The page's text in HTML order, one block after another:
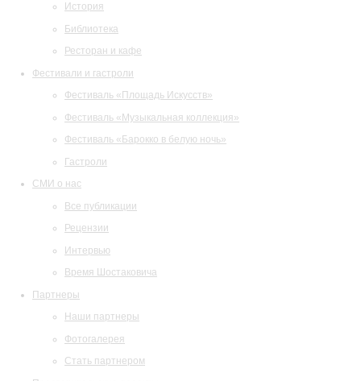
История
Библиотека
Ресторан и кафе
Фестивали и гастроли
Фестиваль «Площадь Искусств»
Фестиваль «Музыкальная коллекция»
Фестиваль «Барокко в белую ночь»
Гастроли
СМИ о нас
Все публикации
Рецензии
Интервью
Время Шостаковича
Партнеры
Наши партнеры
Фотогалерея
Стать партнером